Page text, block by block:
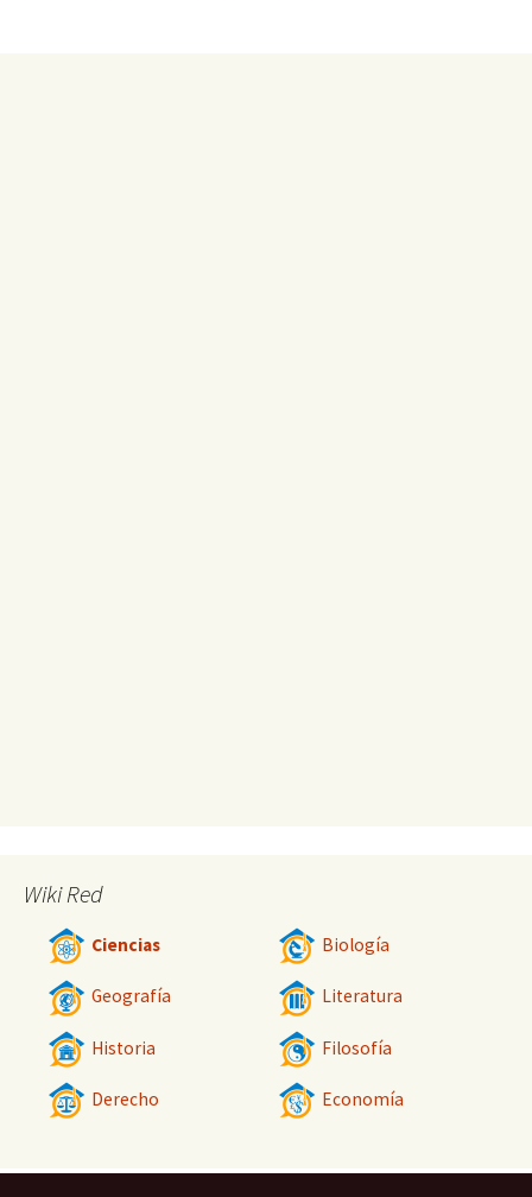
Wiki Red
Ciencias Biología
Geografía Literatura
Historia Filosofía
Derecho Economía